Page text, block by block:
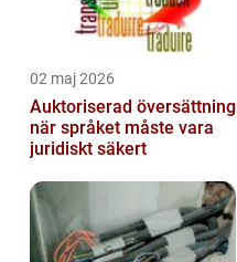
02 maj 2026
Auktoriserad översättning
när språket måste vara
juridiskt säkert